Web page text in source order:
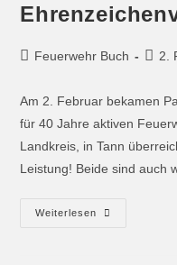
Feuerwehr Buch 2.
Am 2. Februar bekamen
für 40 Jahre aktiven
Landkreis, in Tann
Leistung! Beide sind auch
Weiterlesen